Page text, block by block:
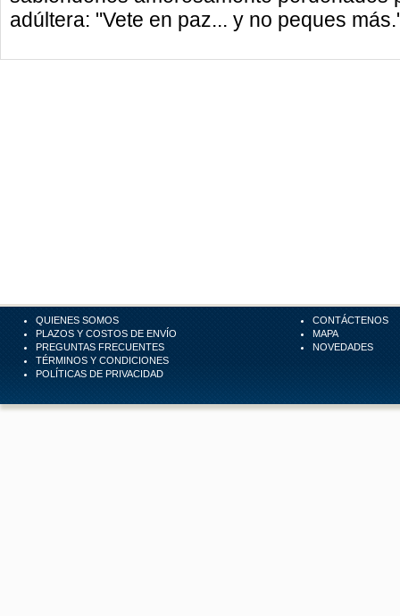
adúltera: "Vete en paz... y no peques
QUIENES SOMOS
PLAZOS Y COSTOS DE ENVÍO
PREGUNTAS FRECUENTES
TÉRMINOS Y CONDICIONES
POLÍTICAS DE PRIVACIDAD
CONTÁCTENOS
MAPA
NOVEDADES